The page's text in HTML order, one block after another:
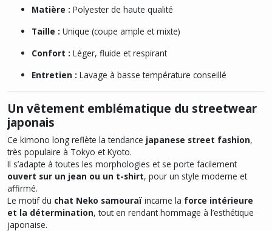
Matière : Polyester de haute qualité
Taille : Unique (coupe ample et mixte)
Confort : Léger, fluide et respirant
Entretien : Lavage à basse température conseillé
Un vêtement emblématique du streetwear
japonais
Ce kimono long reflète la tendance japanese street fashion,
très populaire à Tokyo et Kyoto.
Il s’adapte à toutes les morphologies et se porte facilement
ouvert sur un jean ou un t-shirt, pour un style moderne et
affirmé.
Le motif du chat Neko samouraï incarne la force intérieure
et la détermination, tout en rendant hommage à l’esthétique
japonaise.